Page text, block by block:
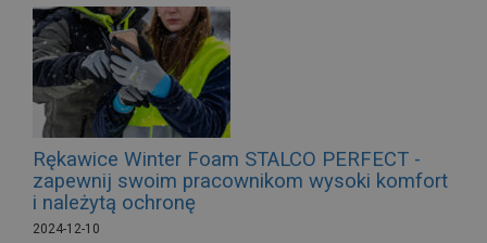
Rękawice Winter Foam STALCO PERFECT -
zapewnij swoim pracownikom wysoki komfort
i należytą ochronę
2024-12-10